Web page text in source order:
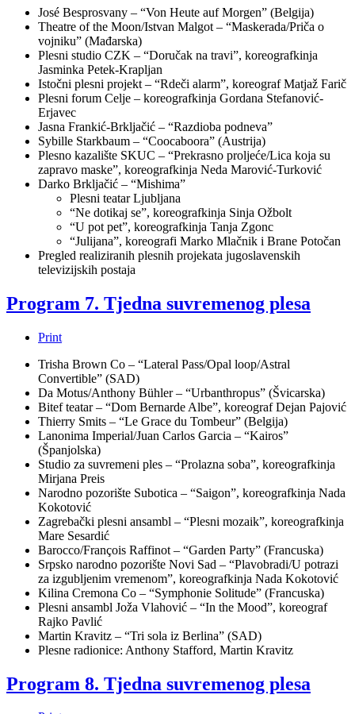
José Besprosvany – “Von Heute auf Morgen” (Belgija)
Theatre of the Moon/Istvan Malgot – “Maskerada/Priča o
vojniku” (Mađarska)
Plesni studio CZK – “Doručak na travi”, koreografkinja
Jasminka Petek-Krapljan
Istočni plesni projekt – “Rdeči alarm”, koreograf Matjaž Farič
Plesni forum Celje – koreografkinja Gordana Stefanović-
Erjavec
Jasna Frankić-Brkljačić – “Razdioba podneva”
Sybille Starkbaum – “Coocaboora” (Austrija)
Plesno kazalište SKUC – “Prekrasno proljeće/Lica koja su
zapravo maske”, koreografkinja Neda Marović-Turković
Darko Brkljačić – “Mishima”
Plesni teatar Ljubljana
“Ne dotikaj se”, koreografkinja Sinja Ožbolt
“U pot pet”, koreografkinja Tanja Zgonc
“Julijana”, koreografi Marko Mlačnik i Brane Potočan
Pregled realiziranih plesnih projekata jugoslavenskih
televizijskih postaja
Program 7. Tjedna suvremenog plesa
Print
Trisha Brown Co – “Lateral Pass/Opal loop/Astral
Convertible” (SAD)
Da Motus/Anthony Bühler – “Urbanthropus” (Švicarska)
Bitef teatar – “Dom Bernarde Albe”, koreograf Dejan Pajović
Thierry Smits – “Le Grace du Tombeur” (Belgija)
Lanonima Imperial/Juan Carlos Garcia – “Kairos”
(Španjolska)
Studio za suvremeni ples – “Prolazna soba”, koreografkinja
Mirjana Preis
Narodno pozorište Subotica – “Saigon”, koreografkinja Nada
Kokotović
Zagrebački plesni ansambl – “Plesni mozaik”, koreografkinja
Mare Sesardić
Barocco/François Raffinot – “Garden Party” (Francuska)
Srpsko narodno pozorište Novi Sad – “Plavobradi/U potrazi
za izgubljenim vremenom”, koreografkinja Nada Kokotović
Kilina Cremona Co – “Symphonie Solitude” (Francuska)
Plesni ansambl Joža Vlahović – “In the Mood”, koreograf
Rajko Pavlić
Martin Kravitz – “Tri sola iz Berlina” (SAD)
Plesne radionice: Anthony Stafford, Martin Kravitz
Program 8. Tjedna suvremenog plesa